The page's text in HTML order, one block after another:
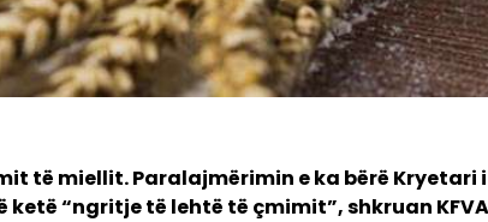
të miellit. Paralajmërimin e ka bërë Kryetari i
“ngritje të lehtë të çmimit”, shkruan